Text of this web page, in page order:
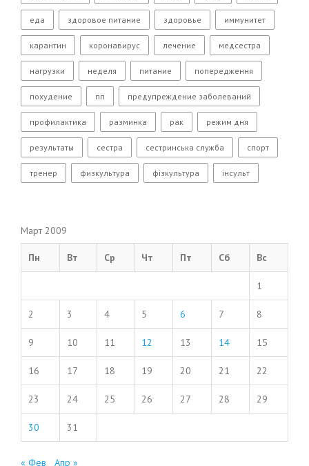
еда здоровое питание здоровье иммунитет
карантин коронавирус лечение медсестра
нагрузки неделя питание попередження
похудение пп предупреждение заболеваний
профилактика разминка рак режим дня
результаты сестра сестринська служба спорт
тренер физкультура фізкультура інсульт
Март 2009
Пн Вт Ср Чт Пт Сб Вс
1
2 3 4 5 6 7 8
9 10 11 12 13 14 15
16 17 18 19 20 21 22
23 24 25 26 27 28 29
30 31
« Фев Апр »